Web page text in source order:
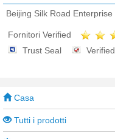
Beijing Silk Road
Fornitori Verified
Trust Seal
Casa
Tutti i prodotti